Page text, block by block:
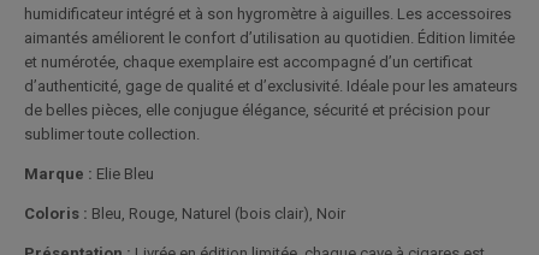
humidificateur intégré et à son hygromètre à aiguilles. Les accessoires
aimantés améliorent le confort d’utilisation au quotidien. Édition limitée
et numérotée, chaque exemplaire est accompagné d’un certificat
d’authenticité, gage de qualité et d’exclusivité. Idéale pour les amateurs
de belles pièces, elle conjugue élégance, sécurité et précision pour
sublimer toute collection.
Marque : Elie Bleu
Coloris : Bleu, Rouge, Naturel (bois clair), Noir